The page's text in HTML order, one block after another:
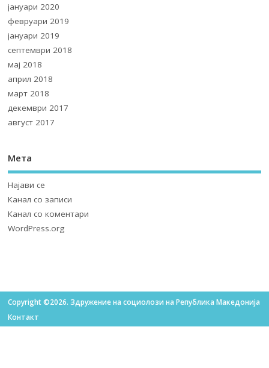
јануари 2020
февруари 2019
јануари 2019
септември 2018
мај 2018
април 2018
март 2018
декември 2017
август 2017
Мета
Најави се
Канал со записи
Канал со коментари
WordPress.org
Copyright ©2026. Здружение на социолози на Република Македонија
Контакт